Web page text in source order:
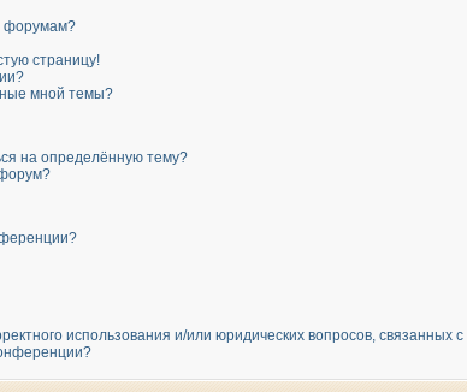
форумам?
страницу!
мной темы?
на определённую тему?
использования и/или юридических вопросов, связанных